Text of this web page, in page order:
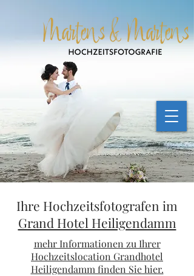
Ihre Hochzeitsfotografen im
Grand Hotel Heiligendamm
mehr Informationen zu Ihrer
Hochzeitslocation Grandhotel
Heiligendamm finden Sie hier.